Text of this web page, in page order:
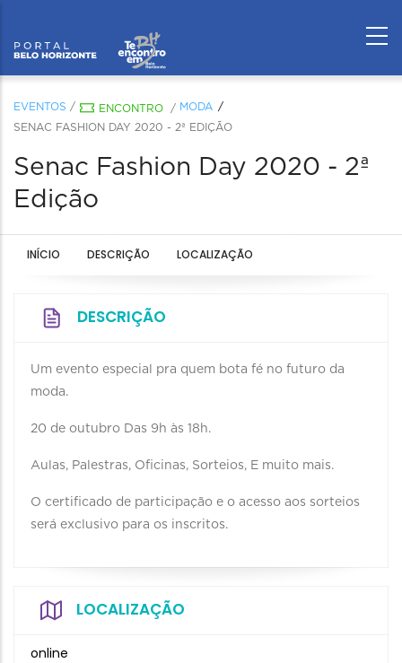
EVENTOS / ENCONTRO / MODA
SENAC FASHION DAY 2020 - 2ª EDIÇÃO
Senac Fashion Day 2020 - 2ª
Edição
INÍCIO DESCRIÇÃO LOCALIZAÇÃO
DESCRIÇÃO
Um evento especial pra quem bota fé no futuro da
moda.
20 de outubro Das 9h às 18h.
Aulas, Palestras, Oficinas, Sorteios, E muito mais.
O certificado de participação e o acesso aos sorteios
será exclusivo para os inscritos.
LOCALIZAÇÃO
online